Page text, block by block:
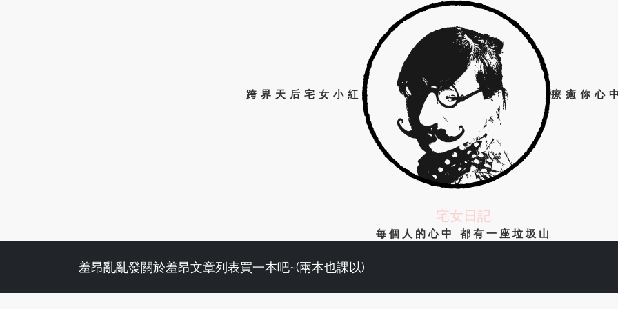
跨界天后宅女小紅 療癒你心
宅女日記
每個人的心中 都有一座垃圾山
羞昂亂亂發關於羞昂文章列表買一本吧~(兩本也課以)